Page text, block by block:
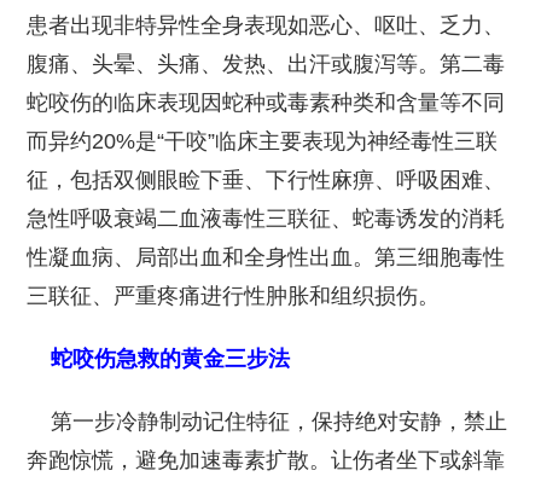
患者出现非特异性全身表现如恶心、呕吐、乏力、
腹痛、头晕、头痛、发热、出汗或腹泻等。第二毒
蛇咬伤的临床表现因蛇种或毒素种类和含量等不同
而异约20%是“干咬”临床主要表现为神经毒性三联
征，包括双侧眼睑下垂、下行性麻痹、呼吸困难、
急性呼吸衰竭二血液毒性三联征、蛇毒诱发的消耗
性凝血病、局部出血和全身性出血。第三细胞毒性
三联征、严重疼痛进行性肿胀和组织损伤。
蛇咬伤急救的黄金三步法
第一步冷静制动记住特征，保持绝对安静，禁止
奔跑惊慌，避免加速毒素扩散。让伤者坐下或斜靠